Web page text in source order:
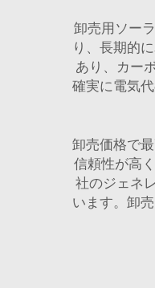
卸売用ソー
り、長期的
あり、カー
確実に電気
卸売価格で
信頼性が高
社のジェネ
います。卸